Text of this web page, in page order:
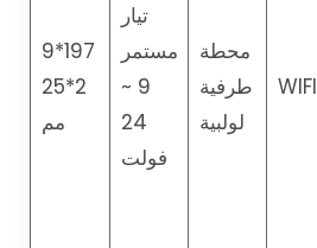
WIFI
محطة
طرفية
لولبية
تيار
مستمر
9 ~
24
فولت
197*9
2*25
مم